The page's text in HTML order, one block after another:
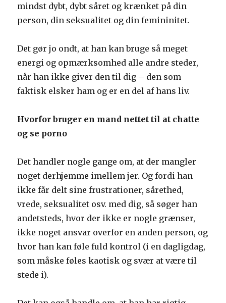
mindst dybt, dybt såret og krænket på din
person, din seksualitet og din femininitet.
Det gør jo ondt, at han kan bruge så meget
energi og opmærksomhed alle andre steder,
når han ikke giver den til dig – den som
faktisk elsker ham og er en del af hans liv.
Hvorfor bruger en mand nettet til at chatte
og se porno
Det handler nogle gange om, at der mangler
noget derhjemme imellem jer. Og fordi han
ikke får delt sine frustrationer, sårethed,
vrede, seksualitet osv. med dig, så søger han
andetsteds, hvor der ikke er nogle grænser,
ikke noget ansvar overfor en anden person, og
hvor han kan føle fuld kontrol (i en dagligdag,
som måske føles kaotisk og svær at være til
stede i).